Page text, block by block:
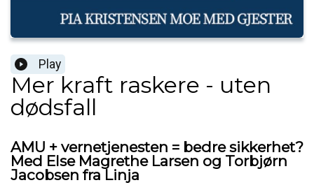
Play
Mer kraft raskere - uten
dødsfall
AMU + vernetjenesten = bedre sikkerhet?
Med Else Magrethe Larsen og Torbjørn
Jacobsen fra Linja